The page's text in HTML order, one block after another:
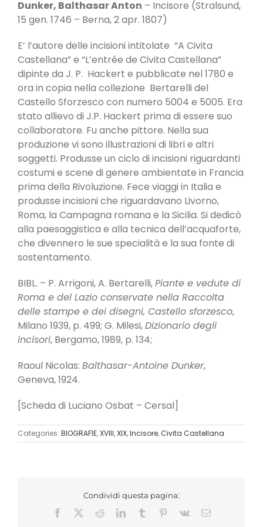
Dunker, Balthasar Anton – Incisore (Stralsund,
15 gen. 1746 – Berna, 2 apr. 1807)
E’ l’autore delle incisioni intitolate “A Civita
Castellana” e “L’entrée de Civita Castellana”
dipinte da J. P. Hackert e pubblicate nel 1780 e
ora in copia nella collezione Bertarelli del
Castello Sforzesco con numero 5004 e 5005. Era
stato allievo di J.P. Hackert prima di essere suo
collaboratore. Fu anche pittore. Nella sua
produzione vi sono illustrazioni di libri e altri
soggetti. Produsse un ciclo di incisioni riguardanti
costumi e scene di genere ambientate in Francia
prima della Rivoluzione. Fece viaggi in Italia e
produsse incisioni che riguardavano Livorno,
Roma, la Campagna romana e la Sicilia. Si dedicò
alla paesaggistica e alla tecnica dell’acquaforte,
che divennero le sue specialità e la sua fonte di
sostentamento.
BIBL. – P. Arrigoni, A. Bertarelli,Piante e vedute di
Roma e del Lazio conservate nella Raccolta
delle stampe e dei disegni, Castello sforzesco,
Milano 1939, p. 499; G. Milesi,Dizionario degli
incisori, Bergamo, 1989, p. 134;
Raoul Nicolas: Balthasar-Antoine Dunker,
Geneva, 1924.
[Scheda di Luciano Osbat – Cersal]
Categories: BIOGRAFIE,XVIII,XIX,Incisore,Civita Castellana
Condividi questa pagina:
Facebook
RedditLinkedInTumblr Pinterest
Vk Email